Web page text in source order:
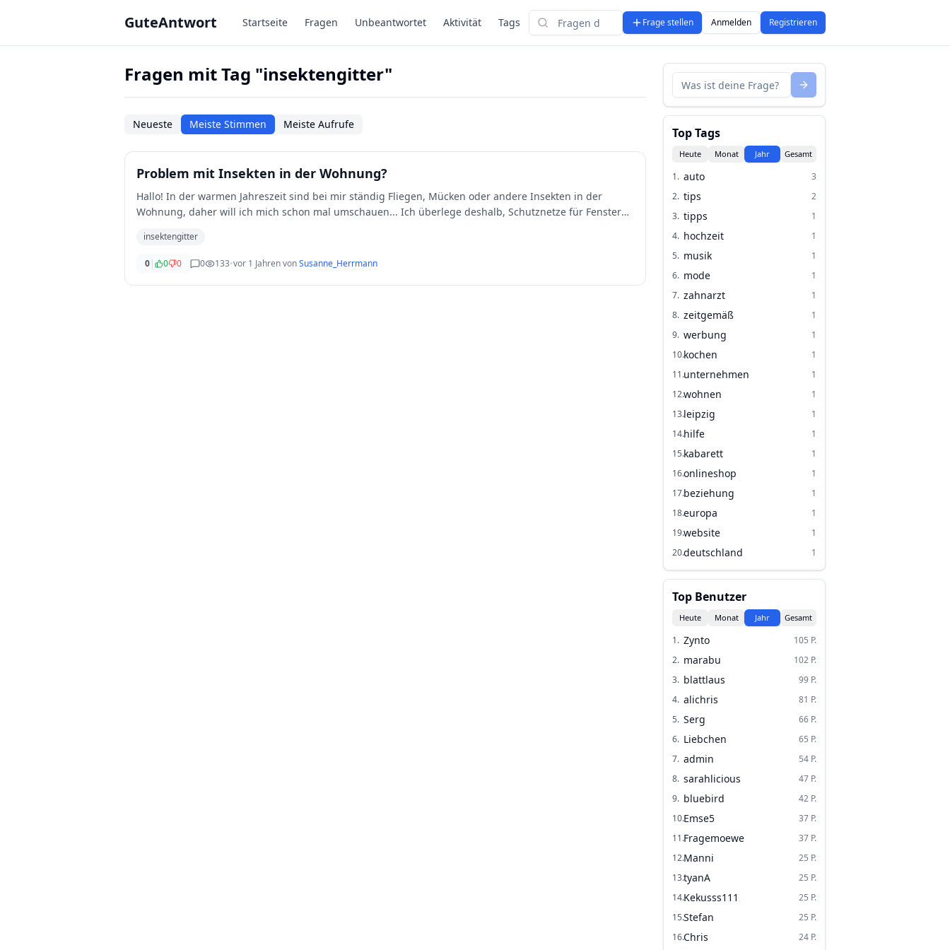
GuteAntwort Startseite Fragen Unbeantwortet Aktivität Tags
Suchen
Frage stellen Anmelden Registrieren
Fragen mit Tag "insektengitter"
Neueste Meiste Stimmen Meiste Aufrufe
Problem mit Insekten in der Wohnung?
Hallo! In der warmen Jahreszeit sind bei mir ständig Fliegen, Mücken oder andere Insekten in der
Wohnung, daher will ich mich schon mal umschauen... Ich überlege deshalb, Schutznetze für Fenster
insektengitter
0| 0 0 0 133•vor 1 JahrenvonSusanne_Herrmann
Top Tags
Heute Monat Jahr Gesamt
1. auto
3
2. tips
2
3. tipps
1
4. hochzeit
1
5. musik
1
6. mode
1
7. zahnarzt
1
8. zeitgemäß
1
9. werbung
1
10.kochen
1
11.unternehmen
1
12.wohnen
1
13.leipzig
1
14.hilfe
1
15.kabarett
1
16.onlineshop
1
17.beziehung
1
18.europa
1
19.website
1
20.deutschland 1
Top Benutzer
Heute Monat Jahr Gesamt
1. Zynto 105 P.
2. marabu 102 P.
3. blattlaus 99 P.
4. alichris 81 P.
5. Serg 66 P.
6. Liebchen 65 P.
7. admin 54 P.
8. sarahlicious 47 P.
9. bluebird 42 P.
10.Emse5 37 P.
11.Fragemoewe 37 P.
12.Manni 25 P.
13.tyanA 25 P.
14.Kekusss111 25 P.
15.Stefan 25 P.
16.Chris 24 P.